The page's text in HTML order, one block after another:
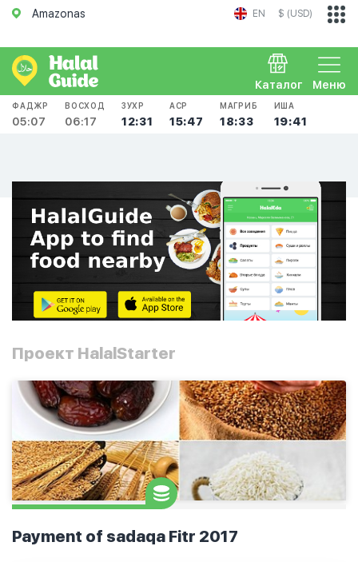
Amazonas EN $ (USD)
Меню
Каталог
ФАДЖР
05:07
ВОСХОД
06:17
ЗУХР
12:31
АСР
15:47
МАГРИБ
18:33
ИША
19:41
Проект HalalStarter
Payment of sadaqa Fitr 2017